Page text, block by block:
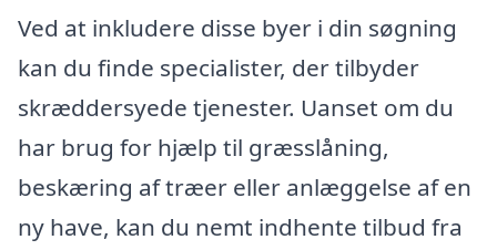
Ved at inkludere disse byer i din søgning
kan du finde specialister, der tilbyder
skræddersyede tjenester. Uanset om du
har brug for hjælp til græsslåning,
beskæring af træer eller anlæggelse af en
ny have, kan du nemt indhente tilbud fra